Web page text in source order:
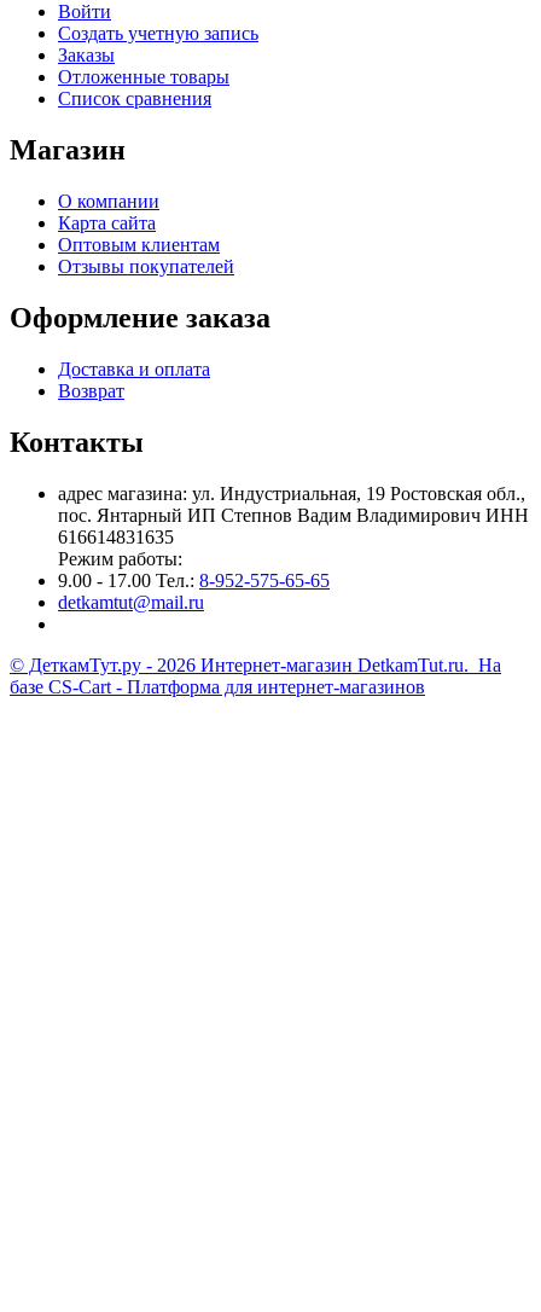
Войти
Создать учетную запись
Заказы
Отложенные товары
Список сравнения
Магазин
О компании
Карта сайта
Оптовым клиентам
Отзывы покупателей
Оформление заказа
Доставка и оплата
Возврат
Контакты
адрес магазина: ул. Индустриальная, 19 Ростовская обл.,
пос. Янтарный ИП Степнов Вадим Владимирович ИНН
616614831635
Режим работы:
9.00 - 17.00 Тел.: 8-952-575-65-65
detkamtut@mail.ru
© ДеткамТут.ру - 2026 Интернет-магазин DetkamTut.ru. На
базе CS-Cart - Платформа для интернет-магазинов